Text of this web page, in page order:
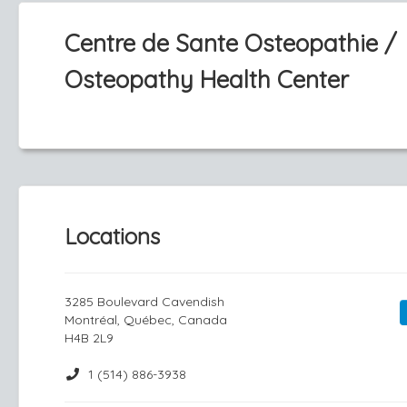
Centre de Sante Osteopathie /
Osteopathy Health Center
Locations
3285 Boulevard Cavendish
Montréal, Québec, Canada
H4B 2L9
1 (514) 886-3938